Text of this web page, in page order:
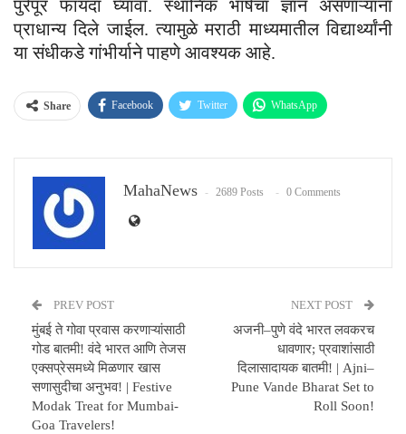
पुरेपूर फायदा घ्यावा. स्थानिक भाषेचा ज्ञान असणाऱ्यांना
प्राधान्य दिले जाईल. त्यामुळे मराठी माध्यमातील विद्यार्थ्यांनी
या संधीकडे गांभीर्याने पाहणे आवश्यक आहे.
Share Facebook Twitter WhatsApp
MahaNews 2689 Posts 0 Comments
PREV POST
मुंबई ते गोवा प्रवास करणाऱ्यांसाठी
गोड बातमी! वंदे भारत आणि तेजस
एक्सप्रेसमध्ये मिळणार खास
सणासुदीचा अनुभव! | Festive
Modak Treat for Mumbai-
Goa Travelers!
NEXT POST
अजनी–पुणे वंदे भारत लवकरच
धावणार; प्रवाशांसाठी
दिलासादायक बातमी! | Ajni–
Pune Vande Bharat Set to
Roll Soon!